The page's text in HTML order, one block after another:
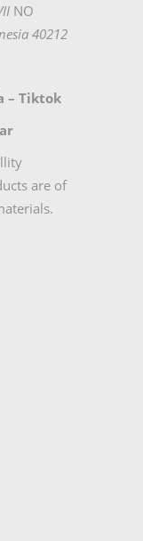
NO
40212
– Tiktok
are of